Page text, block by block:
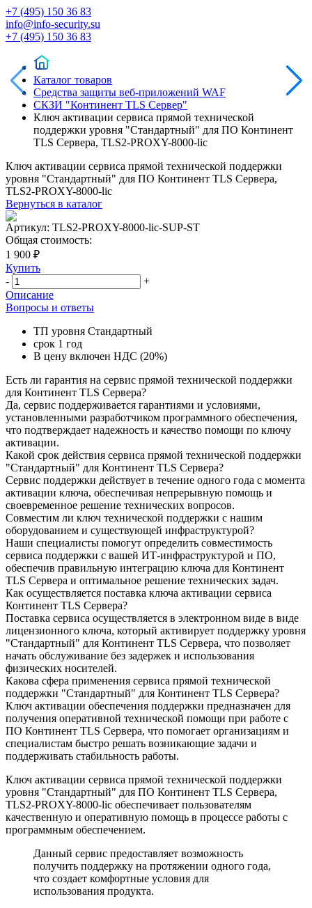
+7 (495) 150 36 83
info@info-security.su
+7 (495) 150 36 83
Каталог товаров
Средства защиты веб-приложений WAF
СКЗИ "Континент TLS Сервер"
Ключ активации сервиса прямой технической
поддержки уровня "Стандартный" для ПО Континент
TLS Cервера, TLS2-PROXY-8000-lic
Ключ активации сервиса прямой технической поддержки
уровня "Стандартный" для ПО Континент TLS Cервера,
TLS2-PROXY-8000-lic
Вернуться в каталог
Артикул: TLS2-PROXY-8000-lic-SUP-ST
Общая стоимость:
1 900 ₽
Купить
-
+
Описание
Вопросы и ответы
ТП уровня Стандартный
срок 1 год
В цену включен НДС (20%)
Есть ли гарантия на сервис прямой технической поддержки
для Континент TLS Cервера?
Да, сервис поддерживается гарантиями и условиями,
установленными разработчиком программного обеспечения,
что подтверждает надежность и качество помощи по ключу
активации.
Какой срок действия сервиса прямой технической поддержки
"Стандартный" для Континент TLS Cервера?
Сервис поддержки действует в течение одного года с момента
активации ключа, обеспечивая непрерывную помощь и
своевременное решение технических вопросов.
Совместим ли ключ технической поддержки с нашим
оборудованием и существующей инфраструктурой?
Наши специалисты помогут определить совместимость
сервиса поддержки с вашей ИТ-инфраструктурой и ПО,
обеспечив правильную интеграцию ключа для Континент
TLS Cервера и оптимальное решение технических задач.
Как осуществляется поставка ключа активации сервиса
Континент TLS Cервера?
Поставка сервиса осуществляется в электронном виде в виде
лицензионного ключа, который активирует поддержку уровня
"Стандартный" для Континент TLS Cервера, что позволяет
начать обслуживание без задержек и использования
физических носителей.
Какова сфера применения сервиса прямой технической
поддержки "Стандартный" для Континент TLS Cервера?
Ключ активации обеспечения поддержки предназначен для
получения оперативной технической помощи при работе с
ПО Континент TLS Cервера, что помогает организациям и
специалистам быстро решать возникающие задачи и
поддерживать стабильность работы.
Ключ активации сервиса прямой технической поддержки
уровня "Стандартный" для ПО Континент TLS Cервера,
TLS2-PROXY-8000-lic обеспечивает пользователям
качественную и оперативную помощь в процессе работы с
программным обеспечением.
Данный сервис предоставляет возможность
получить поддержку на протяжении одного года,
что создает комфортные условия для
использования продукта.